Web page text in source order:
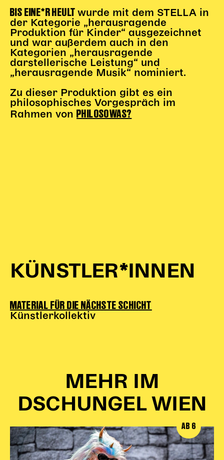
SERVICE
Karten + Preise
Anfahrt
Vermietung
Café
Newsletter
SPENDEN + FÖRDERN
BIS EINE*R HEULT wurde mit dem STELLA in
der Kategorie „herausragende
Produktion für Kinder“ ausgezeichnet
und war außerdem auch in den
Kategorien „herausragende
darstellerische Leistung“ und
„herausragende Musik“ nominiert.
Zu dieser Produktion gibt es ein
philosophisches Vorgespräch im
Rahmen von PHILOSOWAS?
KÜNSTLER*INNEN
MATERIAL FÜR DIE NÄCHSTE SCHICHT
Künstlerkollektiv
MEHR IM
DSCHUNGEL WIEN
AB 6